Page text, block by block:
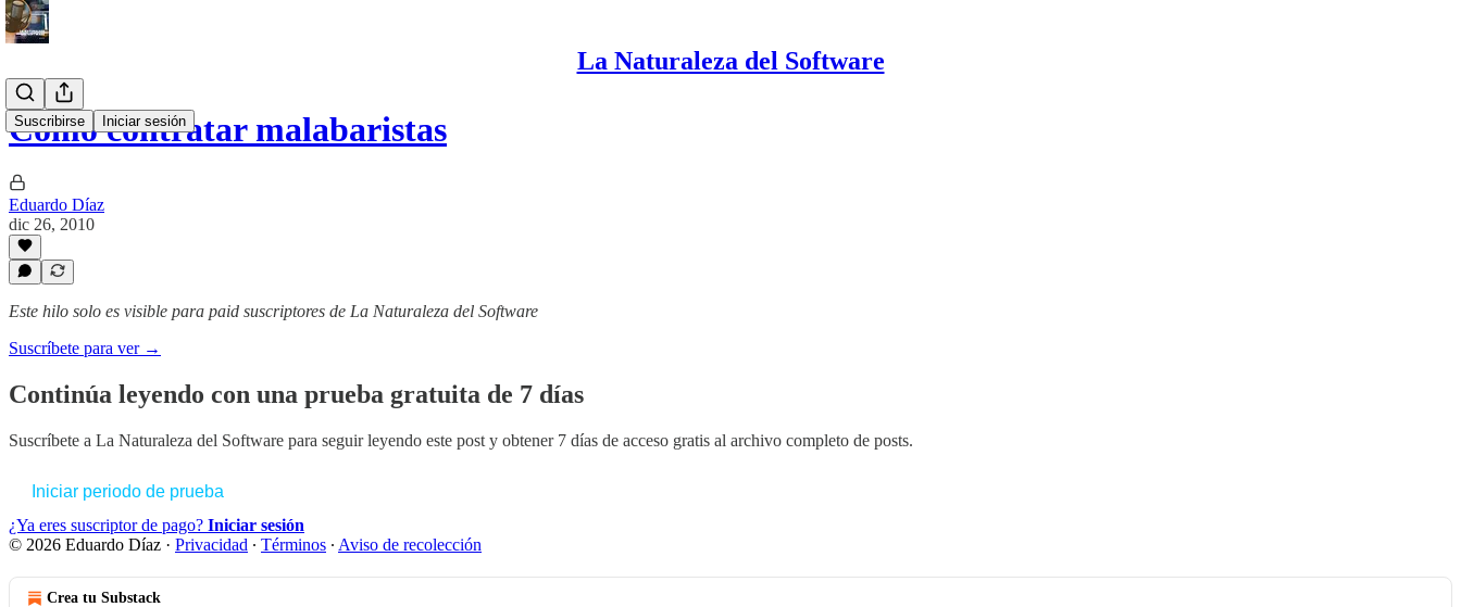
La Naturaleza del Software
Suscribirse Iniciar sesión
Cómo contratar malabaristas
Eduardo Díaz
dic 26, 2010
Este hilo solo es visible para paid suscriptores de La Naturaleza del Software
Suscríbete para ver →
Continúa leyendo con una prueba gratuita de 7 días
Suscríbete a La Naturaleza del Software para seguir leyendo este post y obtener 7 días de acceso gratis al archivo completo de posts.
Iniciar periodo de prueba
¿Ya eres suscriptor de pago? Iniciar sesión
© 2026 Eduardo Díaz · Privacidad ∙ Términos ∙ Aviso de recolección
Crea tu Substack